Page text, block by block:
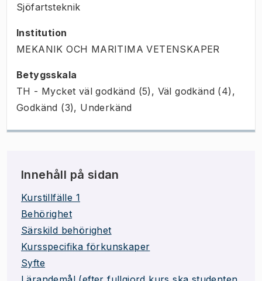
Sjöfartsteknik
Institution
MEKANIK OCH MARITIMA VETENSKAPER
Betygsskala
TH - Mycket väl godkänd (5), Väl godkänd (4),
Godkänd (3), Underkänd
Innehåll på sidan
Kurstillfälle 1
Behörighet
Särskild behörighet
Kursspecifika förkunskaper
Syfte